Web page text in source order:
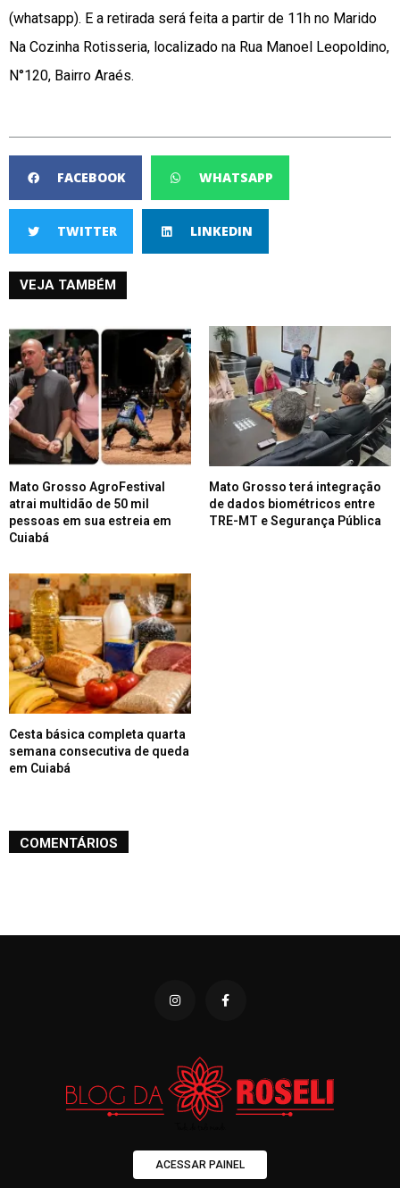
(whatsapp). E a retirada será feita a partir de 11h no Marido
Na Cozinha Rotisseria, localizado na Rua Manoel Leopoldino,
N°120, Bairro Araés.
FACEBOOK WHATSAPP
TWITTER LINKEDIN
VEJA TAMBÉM
Mato Grosso AgroFestival
atrai multidão de 50 mil
pessoas em sua estreia em
Cuiabá
Mato Grosso terá integração
de dados biométricos entre
TRE-MT e Segurança Pública
Cesta básica completa quarta
semana consecutiva de queda
em Cuiabá
COMENTÁRIOS
ACESSAR PAINEL